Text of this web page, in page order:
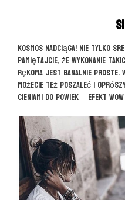
Kosmos nadciąga! Nie tylko
Pamiętajcie, że wykonanie
rękoma jest banalnie
Możecie też poszaleć i
cieniami do powiek – efekt